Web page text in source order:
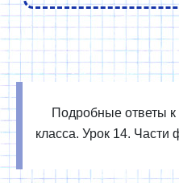
Подробные ответы к
класса. Урок 14. Части